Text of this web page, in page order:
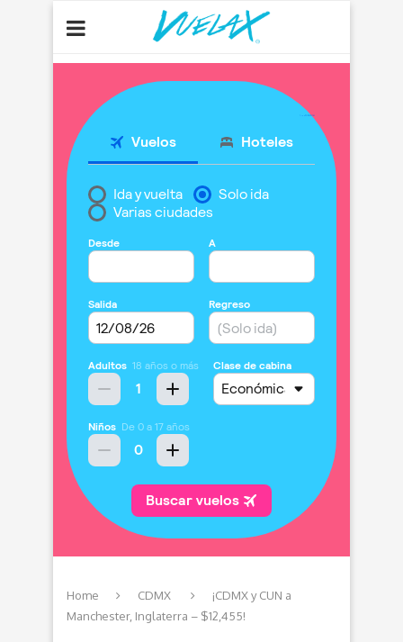
Home CDMX
¡CDMX y CUN a
Manchester, Inglaterra – $12,455!